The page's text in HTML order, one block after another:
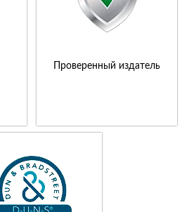
Проверенный издатель